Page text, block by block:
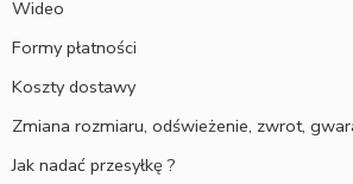
Wideo
Formy płatności
Koszty dostawy
Zmiana rozmiaru, odświeżenie, zwrot,
Jak nadać przesyłkę ?